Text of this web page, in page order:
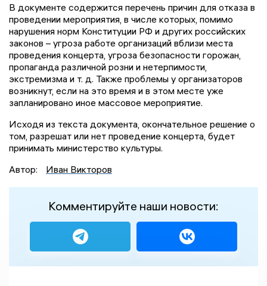
В документе содержится перечень причин для отказа в
проведении мероприятия, в числе которых, помимо
нарушения норм Конституции РФ и других российских
законов – угроза работе организаций вблизи места
проведения концерта, угроза безопасности горожан,
пропаганда различной розни и нетерпимости,
экстремизма и т. д. Также проблемы у организаторов
возникнут, если на это время и в этом месте уже
запланировано иное массовое мероприятие.
Исходя из текста документа, окончательное решение о
том, разрешат или нет проведение концерта, будет
принимать министерство культуры.
Автор:
Иван Викторов
Комментируйте наши новости: